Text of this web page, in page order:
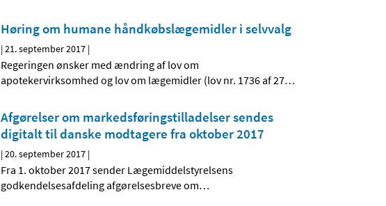
Høring om humane håndkøbslægemidler i selvvalg
|21. september 2017 |
Regeringen ønsker med ændring af lov om
apotekervirksomhed og lov om lægemidler (lov nr. 1736 af 27…
Afgørelser om markedsføringstilladelser sendes
digitalt til danske modtagere fra oktober 2017
|20. september 2017 |
Fra 1. oktober 2017 sender Lægemiddelstyrelsens
godkendelsesafdeling afgørelsesbreve om…